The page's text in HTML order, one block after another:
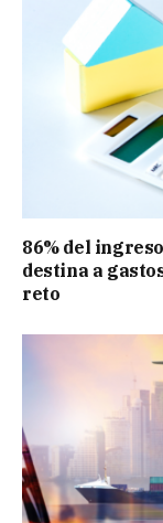
86% del
destina a
reto